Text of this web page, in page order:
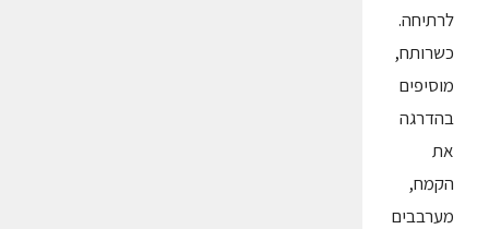
לרתיחה.
כשרותח,
מוסיפים
בהדרגה
את
הקמח,
מערבבים